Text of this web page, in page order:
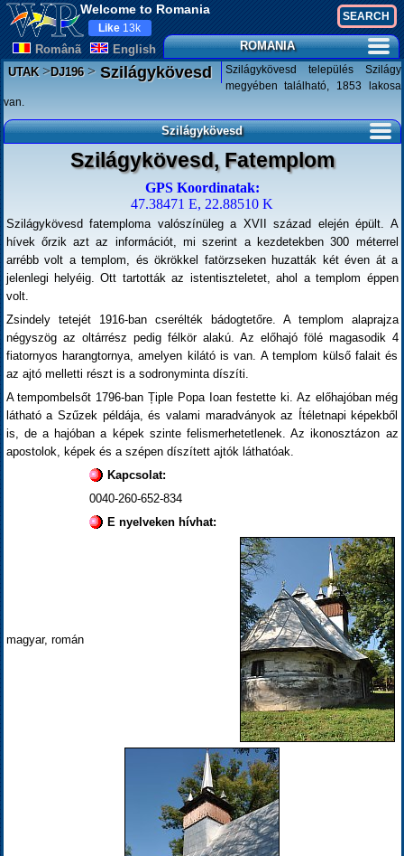
Welcome to Romania
Românã English
Like 13k
ROMANIA
UTAK>DJ196>Szilágykövesd
Szilágykövesd település Szilágy
megyében található, 1853 lakosa
van.
Szilágykövesd
Szilágykövesd, Fatemplom
GPS Koordinatak:
47.38471 E, 22.88510 K
Szilágykövesd fatemploma valószínüleg a XVII század elején épült. A
hívek őrzik azt az információt, mi szerint a kezdetekben 300 méterrel
arrébb volt a templom, és ökrökkel fatörzseken huzatták két éven át a
jelenlegi helyéig. Ott tartották az istentiszteletet, ahol a templom éppen
volt.
Zsindely tetejét 1916-ban cserélték bádogtetőre. A templom alaprajza
négyszög az oltárrész pedig félkör alakú. Az előhajó fölé magasodik 4
fiatornyos harangtornya, amelyen kilátó is van. A templom külső falait és
az ajtó melletti részt is a sodronyminta díszíti.
A tempombelsőt 1796-ban Țiple Popa Ioan festette ki. Az előhajóban még
látható a Szűzek példája, és valami maradványok az Ítéletnapi képekből
is, de a hajóban a képek szinte felismerhetetlenek. Az ikonosztázon az
apostolok, képek és a szépen díszített ajtók láthatóak.
Kapcsolat:
0040-260-652-834
E nyelveken hívhat:
magyar, román